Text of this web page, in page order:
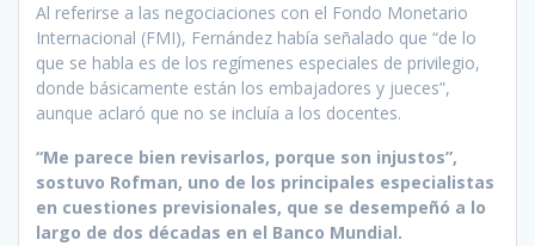
Al referirse a las negociaciones con el Fondo Monetario
Internacional (FMI), Fernández había señalado que “de lo
que se habla es de los regímenes especiales de privilegio,
donde básicamente están los embajadores y jueces”,
aunque aclaró que no se incluía a los docentes.
“Me parece bien revisarlos, porque son injustos”,
sostuvo Rofman, uno de los principales especialistas
en cuestiones previsionales, que se desempeñó a lo
largo de dos décadas en el Banco Mundial.